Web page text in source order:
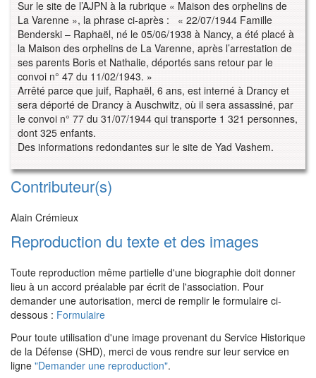
Sur le site de l’AJPN à la rubrique « Maison des orphelins de
La Varenne », la phrase ci-après : « 22/07/1944 Famille
Benderski – Raphaël, né le 05/06/1938 à Nancy, a été placé à
la Maison des orphelins de La Varenne, après l’arrestation de
ses parents Boris et Nathalie, déportés sans retour par le
convoi n° 47 du 11/02/1943. »
Arrêté parce que juif, Raphaël, 6 ans, est interné à Drancy et
sera déporté de Drancy à Auschwitz, où il sera assassiné, par
le convoi n° 77 du 31/07/1944 qui transporte 1 321 personnes,
dont 325 enfants.
Des informations redondantes sur le site de Yad Vashem.
Contributeur(s)
Alain Crémieux
Reproduction du texte et des images
Toute reproduction même partielle d'une biographie doit donner
lieu à un accord préalable par écrit de l'association. Pour
demander une autorisation, merci de remplir le formulaire ci-
dessous : Formulaire
Pour toute utilisation d'une image provenant du Service Historique
de la Défense (SHD), merci de vous rendre sur leur service en
ligne "Demander une reproduction".